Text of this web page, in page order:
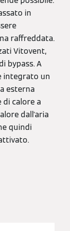
in
raffreddata.
Vitovent,
bypass. A
integrato un
esterna
calore a
dall'aria
quindi